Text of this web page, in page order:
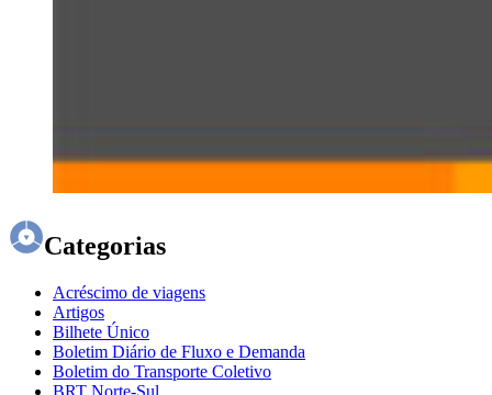
Categorias
Acréscimo de viagens
Artigos
Bilhete Único
Boletim Diário de Fluxo e Demanda
Boletim do Transporte Coletivo
BRT Norte-Sul